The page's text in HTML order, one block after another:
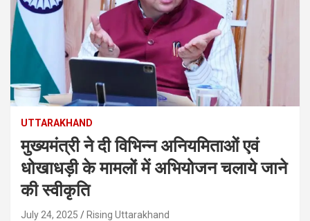
UTTARAKHAND
मुख्यमंत्री ने दी विभिन्न अनियमिताओं एवं
धोखाधड़ी के मामलों में अभियोजन चलाये जाने
की स्वीकृति
July 24, 2025 Rising Uttarakhand